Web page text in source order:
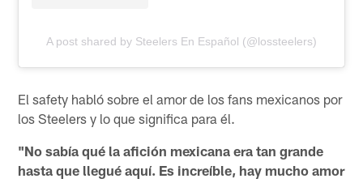
A post shared by Steelers En Español (@lossteelers)
El safety habló sobre el amor de los fans mexicanos por
los Steelers y lo que significa para él.
"No sabía qué la afición mexicana era tan grande
hasta que llegué aquí. Es increíble, hay mucho amor